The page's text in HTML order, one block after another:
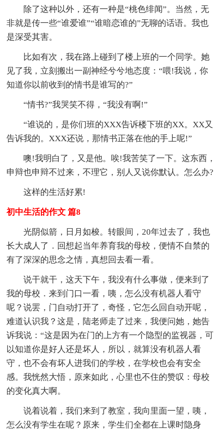
除了这种以外，还有一种是“桃色绯闻”。当然，无
非就是传一些“谁爱谁”“谁暗恋谁的”无聊的话语。我也
是深受其害。
比如有次，我在路上碰到了楼上班的一个同学。她
见了我，立刻搬出一副神经兮兮地态度：“喂!我说，你
知道你以前收到的情书是谁写的?”
“情书?”我哭笑不得，“我没有啊!”
“谁说的，是你们班的XXX告诉楼下班的XX。XX又
告诉我的。XXX还说，那情书正落在他的手上呢!”
噢!我明白了，又是他。唉!我苦笑了一下。这东西，
申辩也申辩不过来，不理它，别人又说你默认。怎么办?
这样的生活好累!
初中生活的作文 篇8
光阴似箭，日月如梭。转眼间，20年过去了，我也
长大成人了．回想起当年养育我的母校，便情不自禁的
有了深深的思念之情，真想回去看一看。
说干就干，这天下午，我没有什么事做，便来到了
我的母校．来到门口一看，咦，怎么没有机器人看守
呢？说罢，门自动打开了，奇怪，它怎么回自动开呢，
难道认识我？这是，陆老师走了过来，我便问她，她告
诉我说：“这是因为在门的上方有一个隐型的监视器，可
以知道你是好人还是坏人，所以，就算没有机器人看
守，也不会有坏人进我们的学校，在学校也会有安全
感。我恍然大悟，原来如此，心里也不住的赞叹：母校
的变化真大啊。
说着说着，我们来到了教室，我向里面一望，咦，
怎么没有学生在呢？原来，学生们全都在上课时隐身